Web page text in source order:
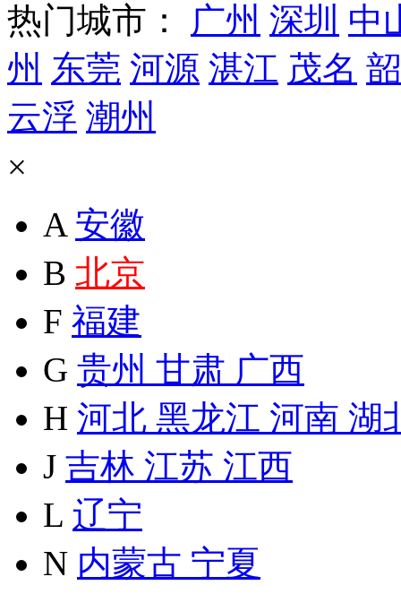
热门城市： 广州 深圳 中
州 东莞 河源 湛江 茂名
云浮 潮州
×
A 安徽
B 北京
F 福建
G 贵州 甘肃 广西
H 河北 黑龙江 河南 湖
J 吉林 江苏 江西
L 辽宁
N 内蒙古 宁夏